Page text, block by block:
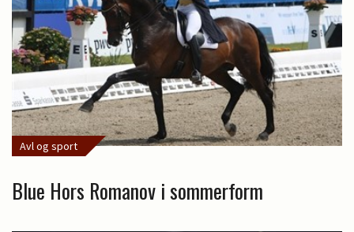
Avl og sport
Blue Hors Romanov i sommerform